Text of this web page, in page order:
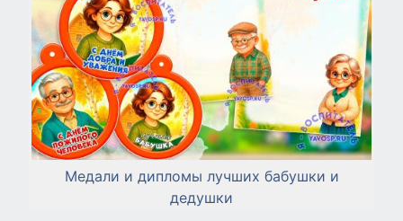
Медали и дипломы лучших бабушки и
дедушки